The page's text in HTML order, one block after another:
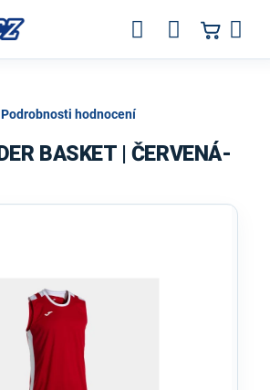
Podrobnosti hodnocení
BASKET | ČERVENÁ-